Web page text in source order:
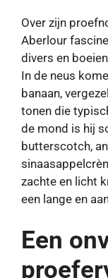
Over zijn
Aberlour
divers en
In de neus
banaan,
tonen die
de mond is hij
butterscotch,
zachte en licht
een lange en
Een